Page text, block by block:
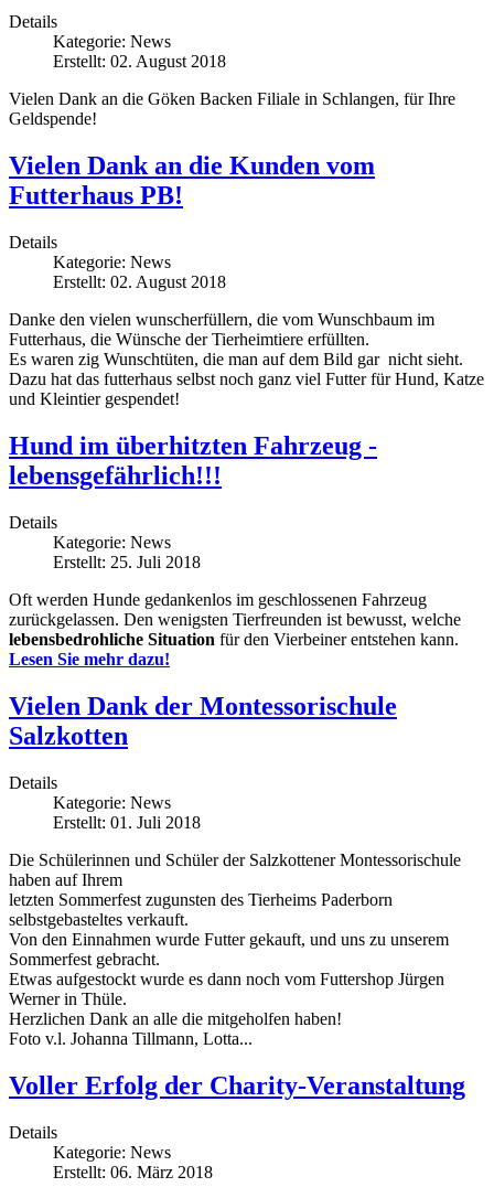
Details
Kategorie: News
Erstellt: 02. August 2018
Vielen Dank an die Göken Backen Filiale in Schlangen, für Ihre
Geldspende!
Vielen Dank an die Kunden vom
Futterhaus PB!
Details
Kategorie: News
Erstellt: 02. August 2018
Danke den vielen wunscherfüllern, die vom Wunschbaum im
Futterhaus, die Wünsche der Tierheimtiere erfüllten.
Es waren zig Wunschtüten, die man auf dem Bild gar nicht sieht.
Dazu hat das futterhaus selbst noch ganz viel Futter für Hund, Katze
und Kleintier gespendet!
Hund im überhitzten Fahrzeug -
lebensgefährlich!!!
Details
Kategorie: News
Erstellt: 25. Juli 2018
Oft werden Hunde gedankenlos im geschlossenen Fahrzeug
zurückgelassen. Den wenigsten Tierfreunden ist bewusst, welche
lebensbedrohliche Situation für den Vierbeiner entstehen kann.
Lesen Sie mehr dazu!
Vielen Dank der Montessorischule
Salzkotten
Details
Kategorie: News
Erstellt: 01. Juli 2018
Die Schülerinnen und Schüler der Salzkottener Montessorischule
haben auf Ihrem
letzten Sommerfest zugunsten des Tierheims Paderborn
selbstgebasteltes verkauft.
Von den Einnahmen wurde Futter gekauft, und uns zu unserem
Sommerfest gebracht.
Etwas aufgestockt wurde es dann noch vom Futtershop Jürgen
Werner in Thüle.
Herzlichen Dank an alle die mitgeholfen haben!
Foto v.l. Johanna Tillmann, Lotta...
Voller Erfolg der Charity-Veranstaltung
Details
Kategorie: News
Erstellt: 06. März 2018